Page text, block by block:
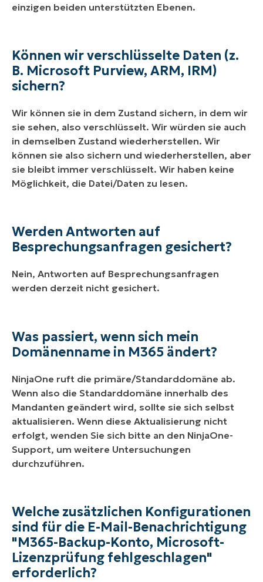
einzigen beiden unterstützten Ebenen.
Können wir verschlüsselte Daten (z.
B. Microsoft Purview, ARM, IRM)
sichern?
Wir können sie in dem Zustand sichern, in dem wir
sie sehen, also verschlüsselt. Wir würden sie auch
in demselben Zustand wiederherstellen. Wir
können sie also sichern und wiederherstellen, aber
sie bleibt immer verschlüsselt. Wir haben keine
Möglichkeit, die Datei/Daten zu lesen.
Werden Antworten auf
Besprechungsanfragen gesichert?
Nein, Antworten auf Besprechungsanfragen
werden derzeit nicht gesichert.
Was passiert, wenn sich mein
Domänenname in M365 ändert?
NinjaOne ruft die primäre/Standarddomäne ab.
Wenn also die Standarddomäne innerhalb des
Mandanten geändert wird, sollte sie sich selbst
aktualisieren. Wenn diese Aktualisierung nicht
erfolgt, wenden Sie sich bitte an den NinjaOne-
Support, um weitere Untersuchungen
durchzuführen.
Welche zusätzlichen Konfigurationen
sind für die E-Mail-Benachrichtigung
"M365-Backup-Konto, Microsoft-
Lizenzprüfung fehlgeschlagen"
erforderlich?